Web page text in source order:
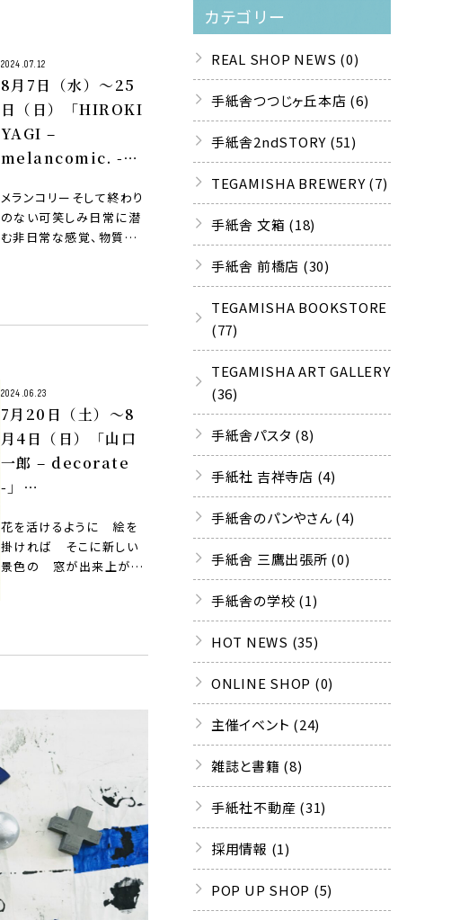
2024.07.12
8月7日（水）〜25
日（日）「HIROKI
YAGI –
melancomic. -」
ART GALLERY
メランコリーそして終わり
のない可笑しみ日常に潜
む非日常な感覚、物質の
2024.06.23
7月20日（土）〜8
月4日（日）「山口
一郎 – decorate
-」
ART GALLERY
花を活けるように 絵を
掛ければ そこに新しい
景色の 窓が出来上がる
カテゴリー
REAL SHOP NEWS (0)
手紙舎つつじヶ丘本店 (6)
手紙舎2ndSTORY (51)
TEGAMISHA BREWERY (7)
手紙舎 文箱 (18)
手紙舎 前橋店 (30)
TEGAMISHA BOOKSTORE
(77)
TEGAMISHA ART GALLERY
(36)
手紙舎パスタ (8)
手紙社 吉祥寺店 (4)
手紙舎のパンやさん (4)
手紙舎 三鷹出張所 (0)
手紙舎の学校 (1)
HOT NEWS (35)
ONLINE SHOP (0)
主催イベント (24)
雑誌と書籍 (8)
手紙社不動産 (31)
採用情報 (1)
POP UP SHOP (5)